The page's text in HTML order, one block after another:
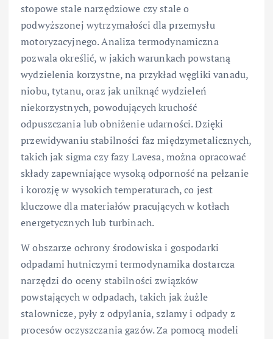
stopowe stale narzędziowe czy stale o
podwyższonej wytrzymałości dla przemysłu
motoryzacyjnego. Analiza termodynamiczna
pozwala określić, w jakich warunkach powstaną
wydzielenia korzystne, na przykład węgliki vanadu,
niobu, tytanu, oraz jak uniknąć wydzieleń
niekorzystnych, powodujących kruchość
odpuszczania lub obniżenie udarności. Dzięki
przewidywaniu stabilności faz międzymetalicznych,
takich jak sigma czy fazy Lavesa, można opracować
składy zapewniające wysoką odporność na pełzanie
i korozję w wysokich temperaturach, co jest
kluczowe dla materiałów pracujących w kotłach
energetycznych lub turbinach.
W obszarze ochrony środowiska i gospodarki
odpadami hutniczymi termodynamika dostarcza
narzędzi do oceny stabilności związków
powstających w odpadach, takich jak żużle
stalownicze, pyły z odpylania, szlamy i odpady z
procesów oczyszczania gazów. Za pomocą modeli